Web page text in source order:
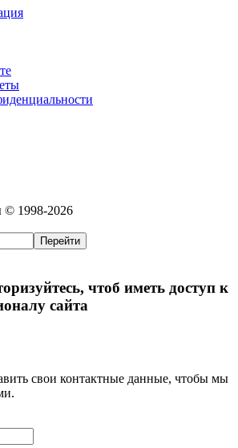
© 1998-2026
чтоб иметь доступ к
сайта
свои контактные данные, чтобы мы